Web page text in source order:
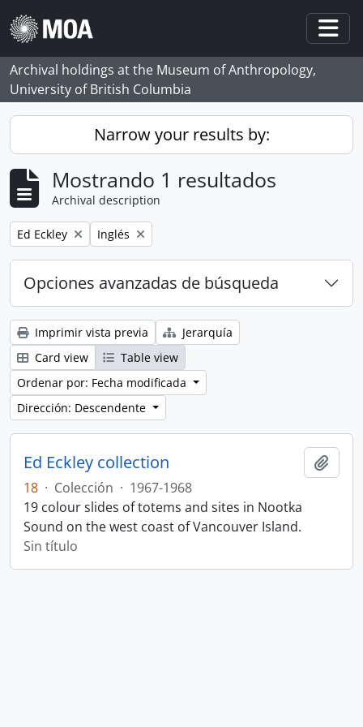
Skip to main content
Archival holdings at the Museum of Anthropology,
University of British Columbia
Narrow your results by:
Mostrando 1 resultados
Archival description
Remove filter:
Ed Eckley Remove filter:
Inglés
Opciones avanzadas de búsqueda
Imprimir vista previa
Jerarquía
Card view
Table view
Ordenar por: Fecha modificada
Dirección: Descendente
Ed Eckley collection
18 · Colección · 1967-1968
19 colour slides of totems and sites in Nootka
Sound on the west coast of Vancouver Island.
Sin título